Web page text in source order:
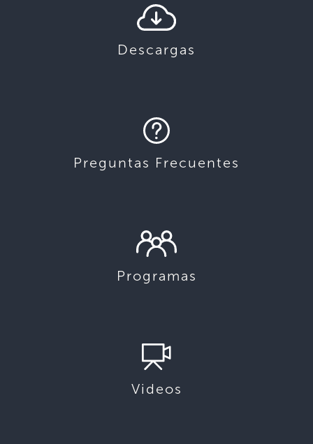
Descargas
Preguntas Frecuentes
Programas
Videos